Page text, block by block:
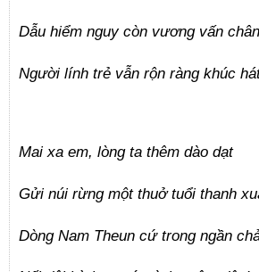
Dẫu hiểm nguy còn vương vấn
Người lính trẻ vẫn rộn ràng khúc
Mai xa em, lòng ta thêm dào dạt
Gửi núi rừng một thuở tuổi thanh
Dòng Nam Theun cứ trong ngần